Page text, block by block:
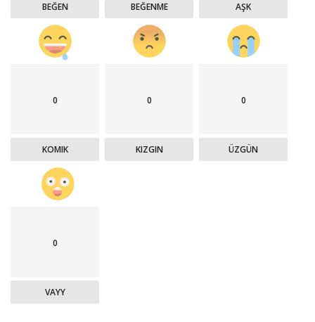
BEĞEN BEĞENME AŞK
0
KOMIK
0
KIZGIN
0
ÜZGÜN
0
VAYY